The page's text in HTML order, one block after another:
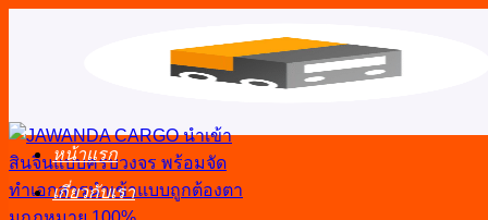
หน้าแรก
เกี่ยวกับเรา